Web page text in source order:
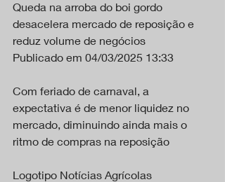
Queda na arroba do boi gordo
desacelera mercado de reposição e
reduz volume de negócios
Publicado em 04/03/2025 13:33
Com feriado de carnaval, a
expectativa é de menor liquidez no
mercado, diminuindo ainda mais o
ritmo de compras na reposição
Logotipo Notícias Agrícolas